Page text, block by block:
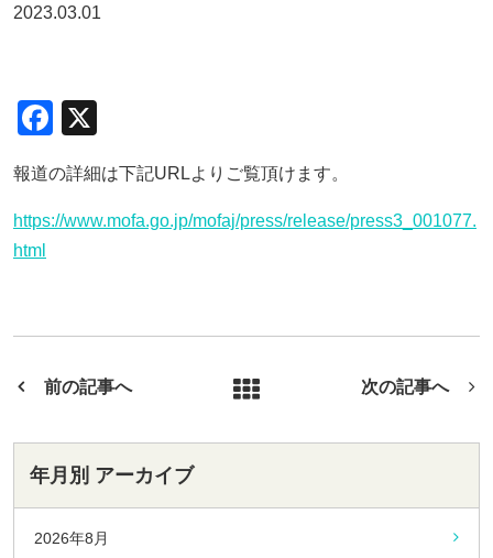
2023.03.01
F
c
e
o
報道の詳細は下記URLよりご覧頂けます。
https://www.mofa.go.jp/mofaj/press/release/press3_001077.
html
前の記事へ 次の記事へ
年月別 アーカイブ
2026年8月